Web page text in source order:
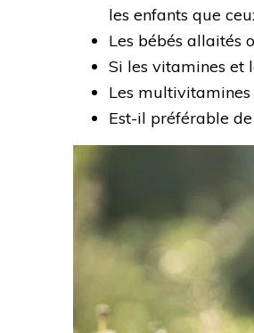
les enfants que
Les bébés allaités
Si les vitamines et
Les multivitamines
Est-il préférable